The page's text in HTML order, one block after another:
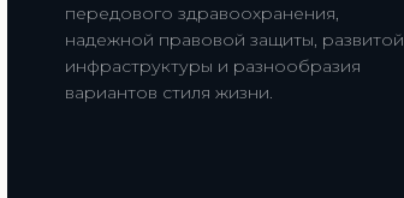
передового здравоохранения,
надежной правовой защиты, развитой
инфраструктуры и разнообразия
вариантов стиля жизни.